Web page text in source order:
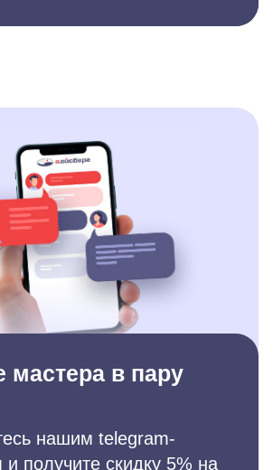
мастера в пару
нашим telegram-
и получите скидку 5% на